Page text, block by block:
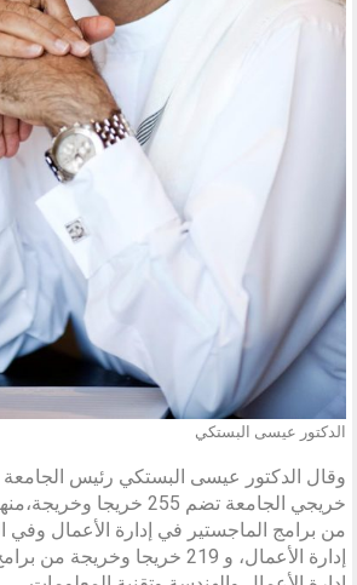
الدكتور عيسى البستكي
وقال الدكتور عيسى البستكي رئيس الجامعة
من برامج الماجستير في إدارة الأعمال وفي
إدارة الأعمال، و 219 خريجا